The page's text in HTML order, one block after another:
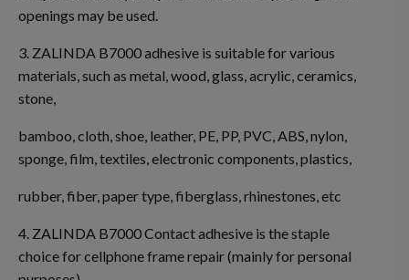
openings may be used.
3. ZALINDA B7000 adhesive is suitable for various
materials, such as metal, wood, glass, acrylic, ceramics,
stone,
bamboo, cloth, shoe, leather, PE, PP, PVC, ABS, nylon,
sponge, film, textiles, electronic components, plastics,
rubber, fiber, paper type, fiberglass, rhinestones, etc
4. ZALINDA B7000 Contact adhesive is the staple
choice for cellphone frame repair (mainly for personal